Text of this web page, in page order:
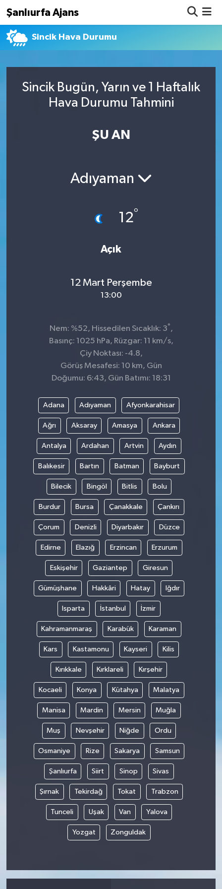
Şanlıurfa Ajans
Sincik Hava Durumu
Sincik Bugün, Yarın ve 1 Haftalık
Hava Durumu Tahmini
ŞU AN
Adıyaman
12°
Açık
12 Mart Perşembe
13:00
Nem: %52, Hissedilen Sıcaklık: 3° ,
Basınç: 1025 hPa, Rüzgar: 11 km/s,
Çiy Noktası: -4.8,
Görüş Mesafesi: 10 km, Gün
Doğumu: 6:43, Gün Batımı: 18:31
Adana Adıyaman Afyonkarahisar
Ağrı Aksaray Amasya Ankara
Antalya Ardahan Artvin Aydın
Balıkesir Bartın Batman Bayburt
Bilecik Bingöl Bitlis Bolu
Burdur Bursa Çanakkale Çankırı
Çorum Denizli Diyarbakır Düzce
Edirne Elazığ Erzincan Erzurum
Eskişehir Gaziantep Giresun
Gümüşhane Hakkâri Hatay Iğdır
Isparta İstanbul İzmir
Kahramanmaraş Karabük Karaman
Kars Kastamonu Kayseri Kilis
Kırıkkale Kırklareli Kırşehir
Kocaeli Konya Kütahya Malatya
Manisa Mardin Mersin Muğla
Muş Nevşehir Niğde Ordu
Osmaniye Rize Sakarya Samsun
Şanlıurfa Siirt Sinop Sivas
Şırnak Tekirdağ Tokat Trabzon
Tunceli Uşak Van Yalova
Yozgat Zonguldak
Nöbetçi Eczaneler
Namaz Vakitleri
Süper Lig Puan Durumu ve Fikstür